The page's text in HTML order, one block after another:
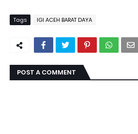
Tags IGI ACEH BARAT DAYA
POST A COMMENT